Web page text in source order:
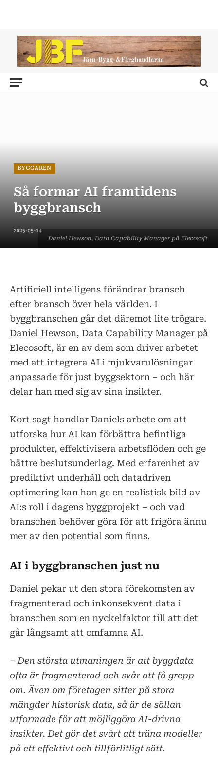
Daniel Hewson, Data Capability Manager på Elecosoft
BYGGAREN
Så formar AI framtidens
byggbransch
2025-05-14
Artificiell intelligens förändrar bransch
efter bransch över hela världen. I
byggbranschen går det däremot lite trögare.
Daniel Hewson, Data Capability Manager på
Elecosoft, är en av dem som driver arbetet
med att integrera AI i mjukvarulösningar
anpassade för just byggsektorn – och här
delar han med sig av sina insikter.
Kort sagt handlar Daniels arbete om att
utforska hur AI kan förbättra befintliga
produkter, effektivisera arbetsflöden och ge
bättre beslutsunderlag. Med erfarenhet av
prediktivt underhåll och datadriven
optimering kan han ge en realistisk bild av
AI:s roll i dagens byggprojekt – och vad
branschen behöver göra för att frigöra ännu
mer av den potential som finns.
AI i byggbranschen just nu
Daniel pekar ut den stora förekomsten av
fragmenterad och inkonsekvent data i
branschen som en nyckelfaktor till att det
går långsamt att omfamna AI.
– Den största utmaningen är att byggdata
ofta är fragmenterad och svår att få grepp
om. Även om företagen sitter på stora
mängder historisk data, så är de sällan
utformade för att möjliggöra AI-drivna
insikter. Det gör det svårt att träna modeller
på ett effektivt och tillförlitligt sätt.